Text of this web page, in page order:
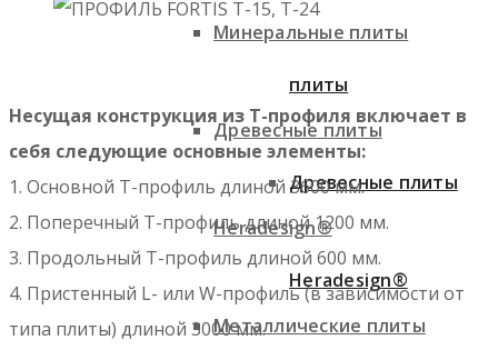
Минеральные плиты
Древесные плиты
Heradesign®
Металлические плиты
плиты
Древесные плиты
Heradesign®
Несущая конструкция из Т-профиля включает в
себя следующие основные элементы:
1. Основной Т-профиль длиной 3600 мм.
2. Поперечный Т-профиль длиной 1200 мм.
3. Продольный Т-профиль длиной 600 мм.
4. Пристенный L- или W-профиль (в зависимости от
типа плиты) длиной 3000 мм.